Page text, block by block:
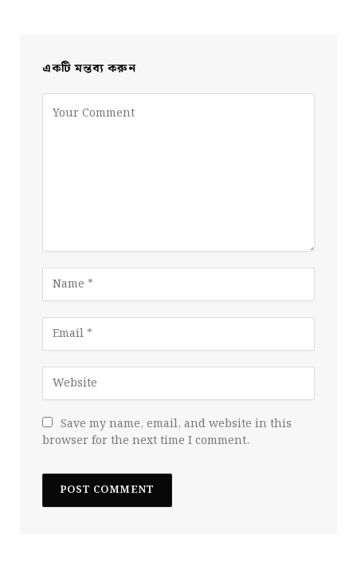
একটি মন্তব্য করুন
Save my name, email, and website in this
browser for the next time I comment.